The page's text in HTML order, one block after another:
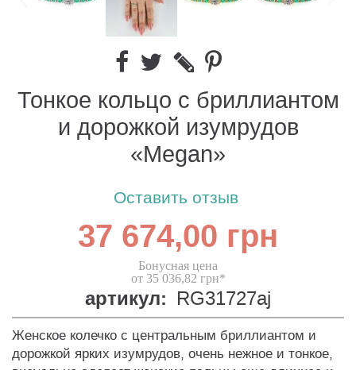
Тонкое кольцо с бриллиантом
и дорожкой изумрудов
«Megan»
Оставить отзыв
37 674,00 грн
Бонусная цена
от 35 036,82 грн*
артикул: RG31727aj
Женское колечко с центральным бриллиантом и
дорожкой ярких изумрудов, очень нежное и тонкое,